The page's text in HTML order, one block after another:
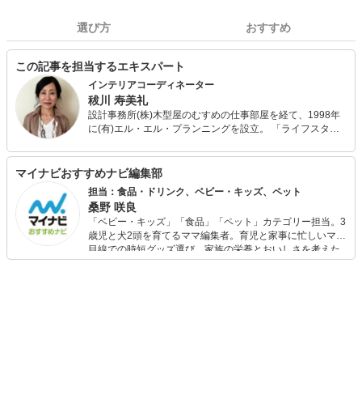
選び方 おすすめ
この記事を担当するエキスパート
インテリアコーディネーター
秡川 寿美礼
設計事務所(株)木型屋のむすめの仕事部屋を経て、1998年
に(有)エル・エル・プランニングを設立。 「ライフスタイ
計手法で、家具、カーテンなどのセ レクトから、造作家具
やリフォームの設計まで、トータルなインテリア空間デザ
インを得意としている。インテリアコーディネーター、マ
ンションリフォームマネジャーの資格を持つ。
マイナビおすすめナビ編集部
担当：食品・ドリンク、ベビー・キッズ、ペット
桑野 咲良
「ベビー・キッズ」「食品」「ペット」カテゴリー担当。3
歳児と犬2頭を育てるママ編集者。育児と家事に忙しいママ
目線での時短グッズ選び、家族の栄養とおいしさを考えた
食品選び、束の間のリラックスタイムを楽しむためのスイ